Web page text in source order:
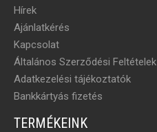
Hírek
Ajánlatkérés
Kapcsolat
Általános Szerződési Feltételek
Adatkezelési tájékoztatók
Bankkártyás fizetés
TERMÉKEINK